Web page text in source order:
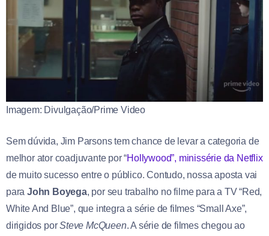
Imagem: Divulgação/Prime Video
Sem dúvida, Jim Parsons tem chance de levar a categoria de
melhor ator coadjuvante por “Hollywood”, minissérie da Netflix
de muito sucesso entre o público. Contudo, nossa aposta vai
para John Boyega, por seu trabalho no filme para a TV “Red,
White And Blue”, que integra a série de filmes “Small Axe”,
dirigidos porSteve McQueen. A série de filmes chegou ao